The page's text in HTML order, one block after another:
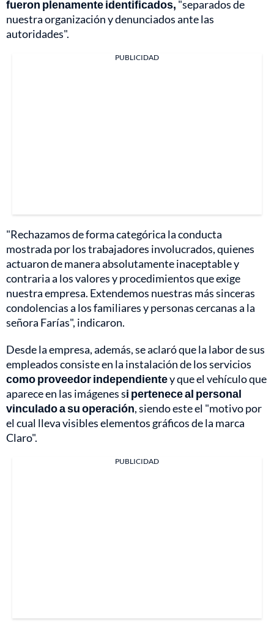
fueron plenamente identificados, "separados de
nuestra organización y denunciados ante las
autoridades".
PUBLICIDAD
"Rechazamos de forma categórica la conducta
mostrada por los trabajadores involucrados, quienes
actuaron de manera absolutamente inaceptable y
contraria a los valores y procedimientos que exige
nuestra empresa. Extendemos nuestras más sinceras
condolencias a los familiares y personas cercanas a la
señora Farías", indicaron.
Desde la empresa, además, se aclaró que la labor de sus
empleados consiste en la instalación de los servicios
como proveedor independientey que el vehículo que
aparece en las imágenes si pertenece al personal
vinculado a su operación, siendo este el "motivo por
el cual lleva visibles elementos gráficos de la marca
Claro".
PUBLICIDAD